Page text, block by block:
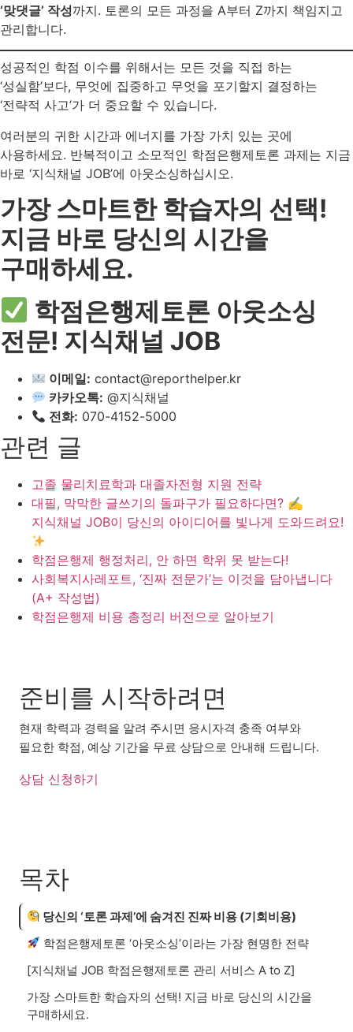
‘맞댓글’ 작성까지. 토론의 모든 과정을 A부터 Z까지 책임지고
관리합니다.
성공적인 학점 이수를 위해서는 모든 것을 직접 하는
‘성실함’보다, 무엇에 집중하고 무엇을 포기할지 결정하는
‘전략적 사고’가 더 중요할 수 있습니다.
여러분의 귀한 시간과 에너지를 가장 가치 있는 곳에
사용하세요. 반복적이고 소모적인 학점은행제토론 과제는 지금
바로 ‘지식채널 JOB’에 아웃소싱하십시오.
가장 스마트한 학습자의 선택!
지금 바로 당신의 시간을
구매하세요.
학점은행제토론 아웃소싱
전문! 지식채널 JOB
이메일: contact@reporthelper.kr
카카오톡: @지식채널
전화: 070-4152-5000
관련 글
고졸 물리치료학과 대졸자전형 지원 전략
대필, 막막한 글쓰기의 돌파구가 필요하다면? ✍
지식채널 JOB이 당신의 아이디어를 빛나게 도와드려요!
학점은행제 행정처리, 안 하면 학위 못 받는다!
사회복지사레포트, ‘진짜 전문가’는 이것을 담아냅니다
(A+ 작성법)
학점은행제 비용 총정리 버전으로 알아보기
준비를 시작하려면
현재 학력과 경력을 알려 주시면 응시자격 충족 여부와
필요한 학점, 예상 기간을 무료 상담으로 안내해 드립니다.
상담 신청하기
목차
당신의 ‘토론 과제’에 숨겨진 진짜 비용 (기회비용)
학점은행제토론 ‘아웃소싱’이라는 가장 현명한 전략
[지식채널 JOB 학점은행제토론 관리 서비스 A to Z]
가장 스마트한 학습자의 선택! 지금 바로 당신의 시간을
구매하세요.